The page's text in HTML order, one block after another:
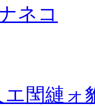
ネコ
エ閠縺